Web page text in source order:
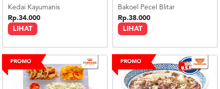
LIHAT
Kedai Kayumanis
Rp.34.000
LIHAT
Bakoel Pecel Blitar
Rp.38.000